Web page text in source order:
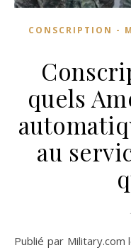
CONSCRIPTION -
quels
au
Publié par Military.com le 9 avril 2026 Un document officiel